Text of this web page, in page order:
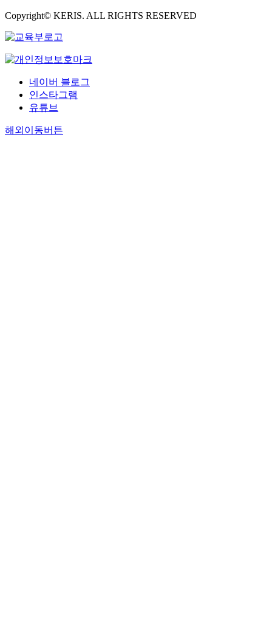
Copyright© KERIS. ALL RIGHTS RESERVED
네이버 블로그
인스타그램
유튜브
해외이동버튼